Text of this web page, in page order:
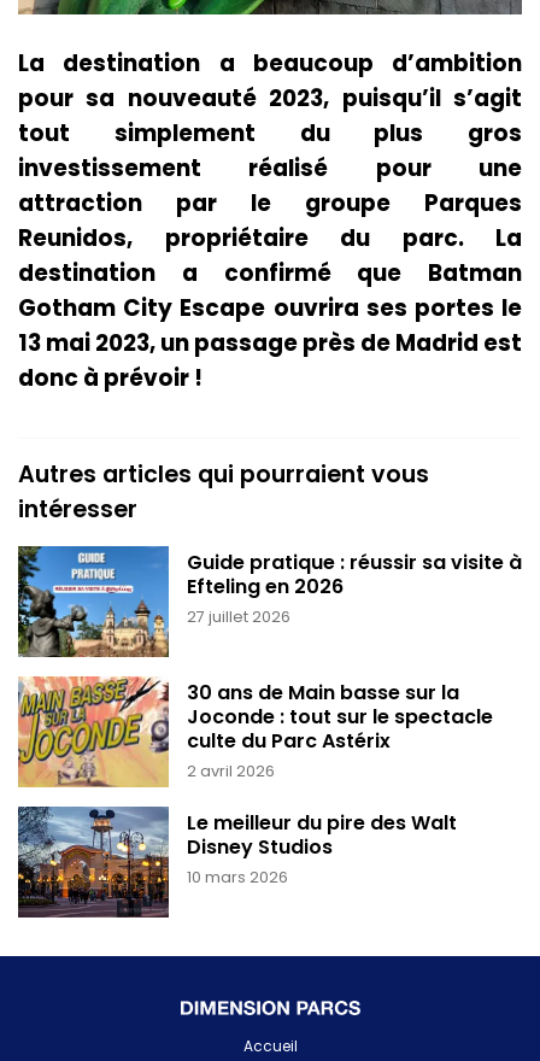
La destination a beaucoup d’ambition
pour sa nouveauté 2023, puisqu’il s’agit
tout simplement du plus gros
investissement réalisé pour une
attraction par le groupe Parques
Reunidos, propriétaire du parc. La
destination a confirmé que Batman
Gotham City Escape ouvrira ses portes le
13 mai 2023, un passage près de Madrid est
donc à prévoir !
Autres articles qui pourraient vous
intéresser
27 juillet 2026
Guide pratique : réussir sa visite à
Efteling en 2026
2 avril 2026
30 ans de Main basse sur la
Joconde : tout sur le spectacle
culte du Parc Astérix
10 mars 2026
Le meilleur du pire des Walt
Disney Studios
Accueil